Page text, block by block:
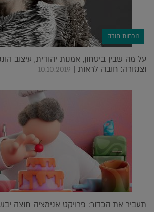
נוכחות חובה
על מה שבין ביטחון, אמנות יהודית, עיצוב
וצנזורה: חובה לראות | 10.10.2019
תעביר את הכדור: פרויקט אנימציה חוצה